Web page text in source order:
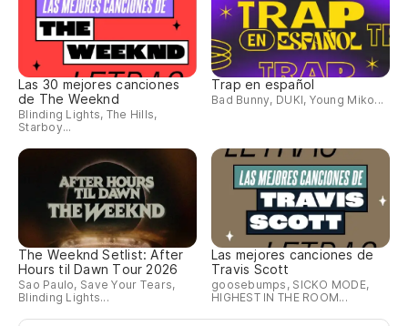
Las 30 mejores canciones
de The Weeknd
Blinding Lights, The Hills,
Starboy...
Trap en español
Bad Bunny, DUKI, Young Miko...
The Weeknd Setlist: After
Hours til Dawn Tour 2026
Sao Paulo, Save Your Tears,
Blinding Lights...
Las mejores canciones de
Travis Scott
goosebumps, SICKO MODE,
HIGHEST IN THE ROOM...